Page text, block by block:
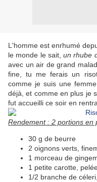
L'homme est enrhumé
le monde le sait, un rhube
avec un air de grand
fine, tu me ferais un
comme je suis une
déjà, et comme en plus je
fut accueilli ce soir en
Rendement : 2 portions en
30 g de beurre
2 oignons verts,
1 morceau de
1 petite carotte,
1/2 branche de